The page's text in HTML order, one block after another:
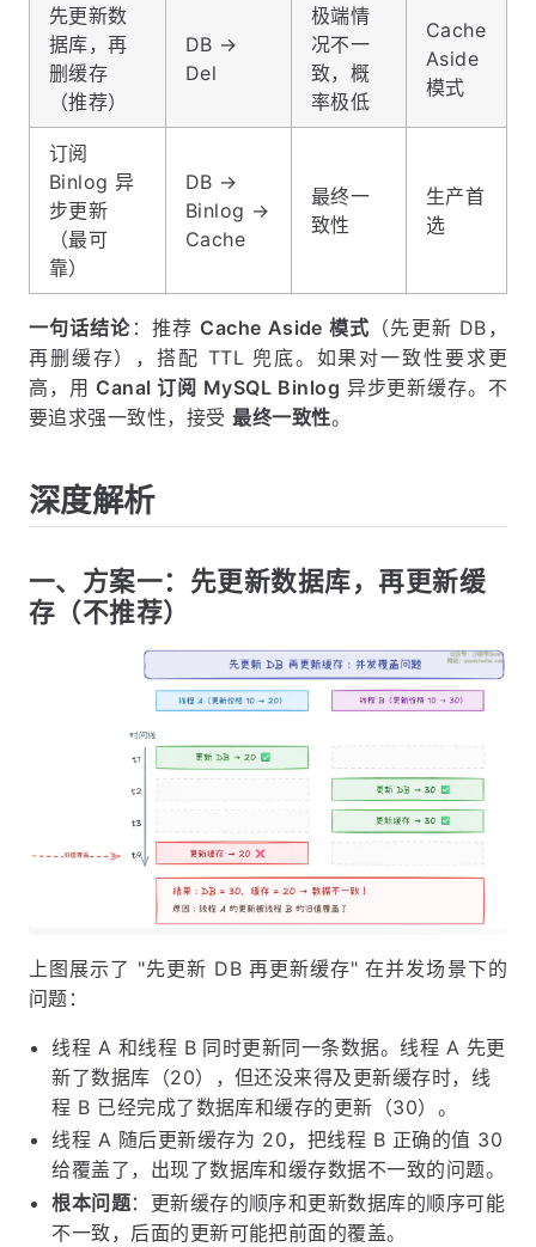
先更新数
据库，再
删缓存
（推荐）
DB →
Del
极端情
况不一
致，概
率极低
Cache
Aside
模式
订阅
Binlog 异
步更新
（最可
靠）
DB →
Binlog →
Cache
最终一
致性
生产首
选
一句话结论 ：推荐 Cache Aside 模式 （先更新 DB，
再删缓存），搭配 TTL 兜底。如果对一致性要求更
高，用 Canal 订阅 MySQL Binlog 异步更新缓存。不
要追求强一致性，接受最终一致性。
深度解析
一、方案一：先更新数据库，再更新缓
存（不推荐）
上图展示了 "先更新 DB 再更新缓存" 在并发场景下的
问题：
线程 A 和线程 B 同时更新同一条数据。线程 A 先更
新了数据库（20），但还没来得及更新缓存时，线
程 B 已经完成了数据库和缓存的更新（30）。
线程 A 随后更新缓存为 20，把线程 B 正确的值 30
给覆盖了，出现了数据库和缓存数据不一致的问题。
根本问题：更新缓存的顺序和更新数据库的顺序可能
不一致，后面的更新可能把前面的覆盖。